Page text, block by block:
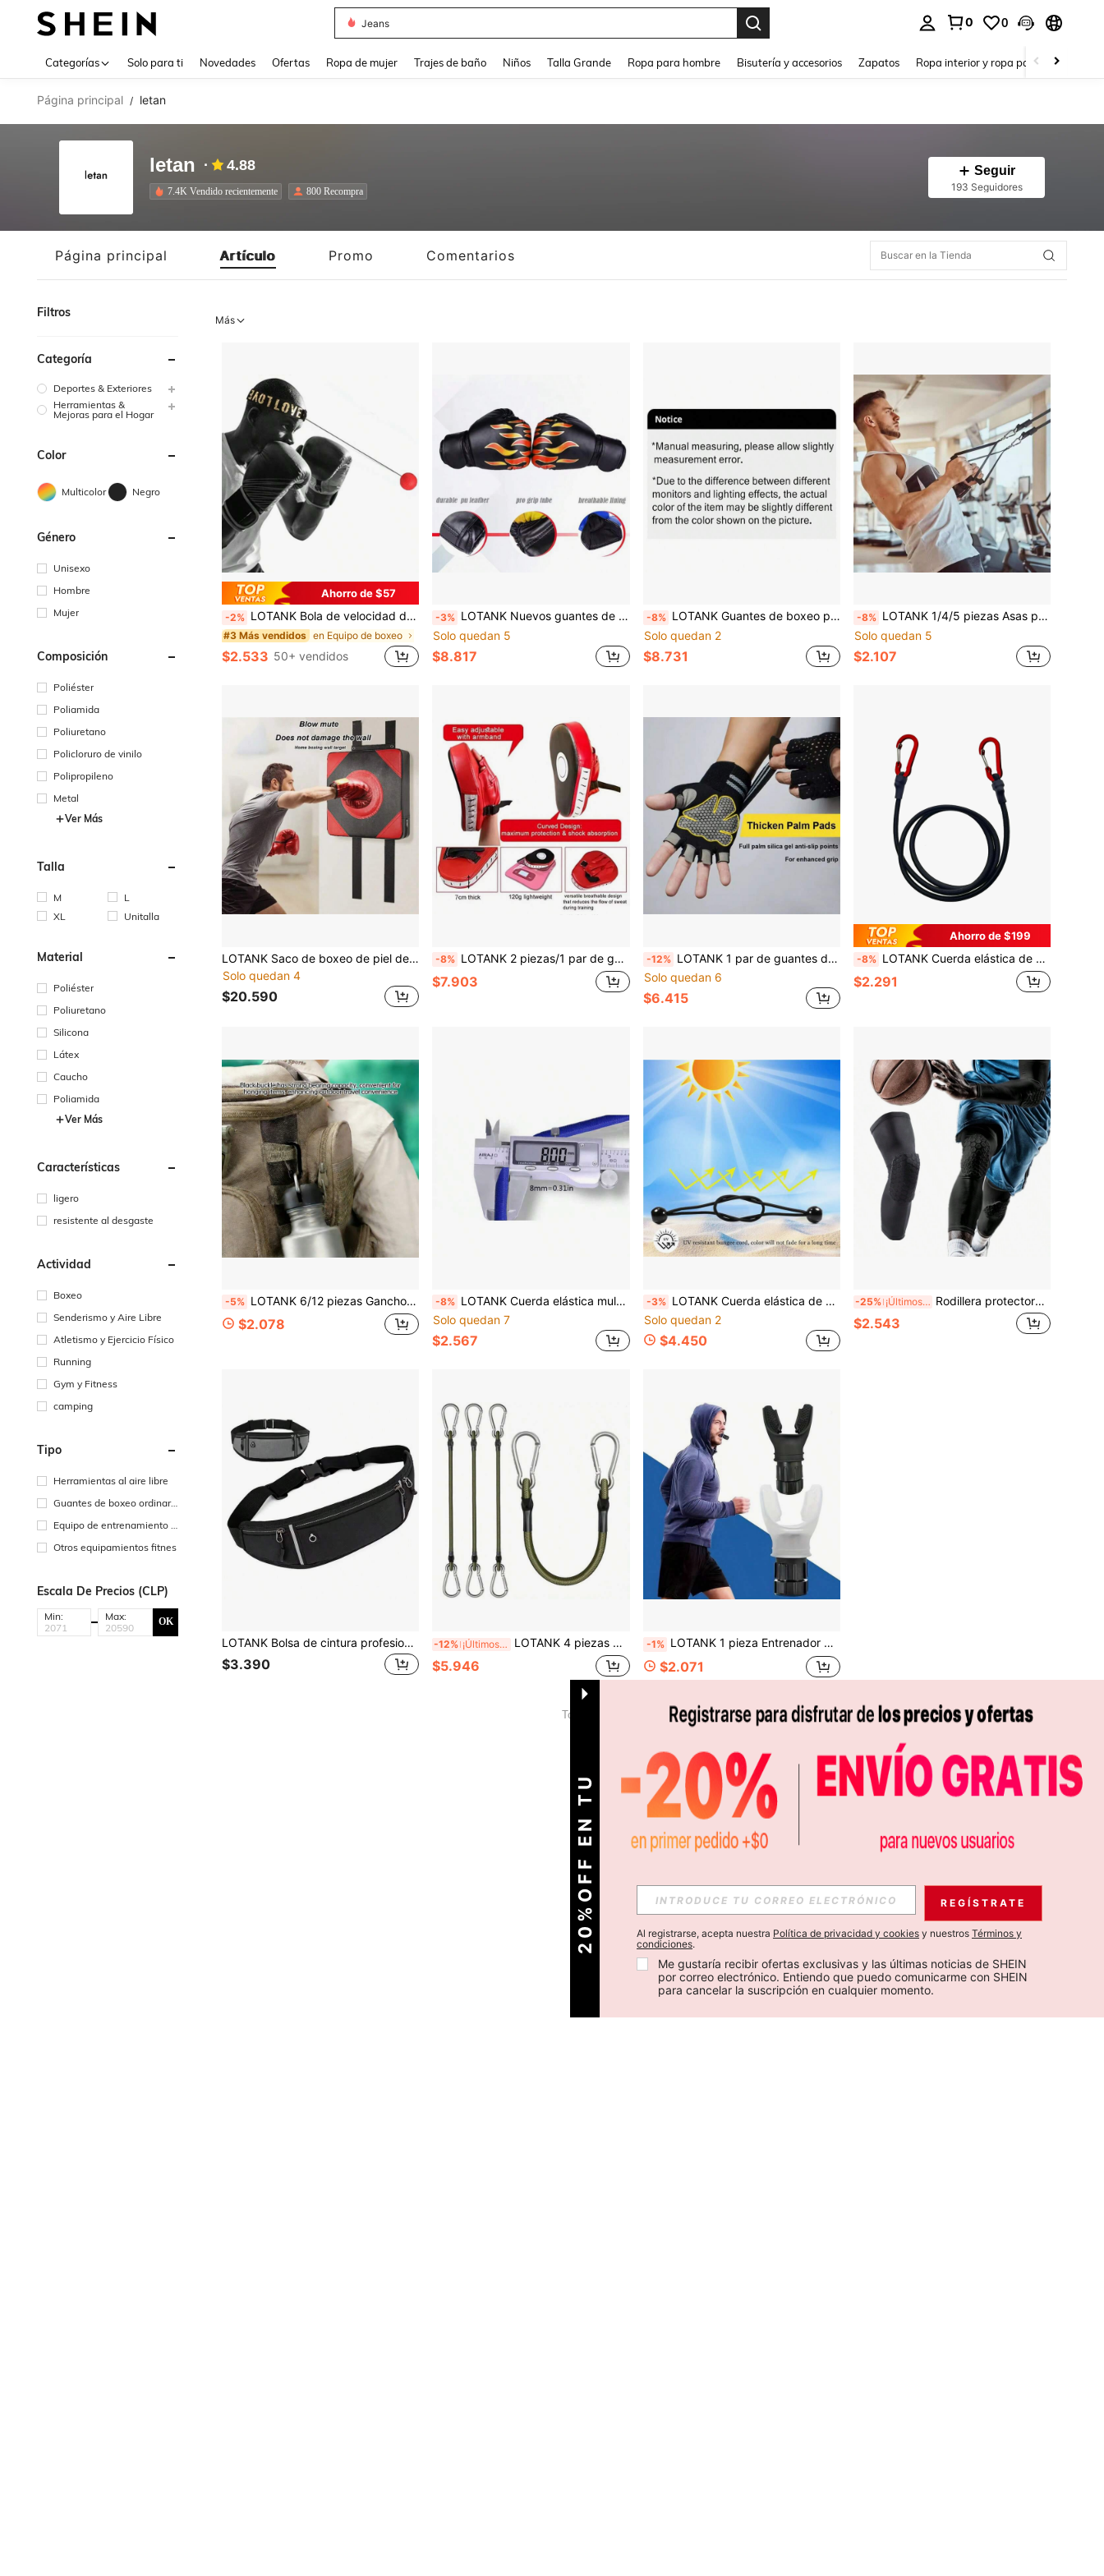
Dazy
0 0
Categorías Solo para ti Novedades Ofertas Ropa de mujer Trajes de baño Niños Talla Grande Ropa para hombre Bisutería y accesorios Zapatos Ropa interior y ropa para dormir
Página principal / letan
letan 4.88
7.4K Vendido recientemente 800 Recompra
Seguir
193 Seguidores
Página principal Artículo Promo Comentarios
Filtros
Categoría
Deportes & Exteriores
Herramientas &
Mejoras para el Hogar
Color
Multicolor Negro
Género
Unisexo
Hombre
Mujer
Composición
Poliéster
Poliamida
Poliuretano
Policloruro de vinilo
Polipropileno
Metal
Ver Más
Talla
M
L
XL
Unitalla
Material
Poliéster
Poliuretano
Silicona
Látex
Caucho
Poliamida
Ver Más
Características
ligero
resistente al desgaste
Actividad
Boxeo
Senderismo y Aire Libre
Atletismo y Ejercicio Físico
Running
Gym y Fitness
camping
Tipo
Herramientas al aire libre
Guantes de boxeo ordinari
Equipo de entrenamiento d
Otros equipamientos fitnes
Escala De Precios (CLP)
Min: Max: OK
Más
Ahorro de $57
-2% LOTANK Bola de velocidad de Muay Thai (con correa para la cabeza), apta para MMA y boxeo, ayuda a mejorar la velocidad de reacción y los reflejos de golpeo
#3 Más vendidos en Equipo de boxeo
$2.533 50+ vendidos
-3% LOTANK Nuevos guantes de boxeo de cuero PU transpirables, guantes de boxeo especializados para deportes de combate Sanda, equipo de entrenamiento deportivo para gimnasio interior/exterior
Solo quedan 5
$8.817
-8% LOTANK Guantes de boxeo para deportes al aire interiores, de cuero PU suave y transpirable, guantes de entrenamiento de combate para adultos y jóvenes
Solo quedan 2
$8.731
-8% LOTANK 1/4/5 piezas Asas para bandas de resistencia, agarres de entrenamiento de fuerza para yoga y pilates, accesorios deportivos
Solo quedan 5
$2.107
LOTANK Saco de boxeo de piel de PU montado en la pared con altura ajustable, saco colgante de entrenamiento de taekwondo para gimnasio en casa, sala de estar, equipo de entrenamiento de combate
Solo quedan 4
$20.590
-8% LOTANK 2 piezas/1 par de guantes de entrenamiento de boxeo para adultos para bolsa de golpeo, material de PU, adecuado para entrenamiento de Muay Thai, MMA, kickboxing
$7.903
-12% LOTANK 1 par de guantes de fitness transpirables y con soporte para la muñeca, de media dedos antideslizantes, para entrenamiento de fuerza, adecuados para diversos entrenamientos y culturismo, unisex
Solo quedan 6
$6.415
Ahorro de $199
-8% LOTANK Cuerda elástica de alta resistencia de 30cm-210cm, correa de amarre, cuerda para embalar equipaje de kayak y ciclismo, accesorio de camping al aire libre, para viajes
$2.291
-5% LOTANK 6/12 piezas Ganchos de mosquetón pequeños para llavero, accesorios para exteriores para pesca, camping, ciclismo, senderismo
$2.078
-8% LOTANK Cuerda elástica multiusos de 30-210 cm para exteriores, cuerda de amarre para kayak, cuerda de fijación de equipaje para techo de automóvil, accesorio útil para camping y senderismo
Solo quedan 7
$2.567
-3% LOTANK Cuerda elástica de bungee para exteriores, cuerda de fijación portátil para lona impermeable de tienda de campaña y parasol, amarre de lona resistente, adecuada para refugio y equipaje
Solo quedan 2
$4.450
-25% ¡Últimos 3 días Rodillera protectora para baloncesto con almohadilla de espuma en forma de panal, manga de compresión, soporte para vóley y gimnasia deportiva
$2.543
LOTANK Bolsa de cintura profesional para correr unisex, cinturón deportivo con bolsillo oculto, riñonera para fitness y entrenamiento
$3.390
-12% ¡Últimos 3 días LOTANK 4 piezas de cuerda elástica gruesa de 12 pulgadas de color verde con gancho, cuerda de amarre flexible y duradera de uso múltiple, adecuada para equipaje y almacenamiento al aire libre
$5.946
-1% LOTANK 1 pieza Entrenador de capacidad pulmonar ajustable de silicona - Ejercitador de respiración para mejorar el rendimiento en la carrera, acondicionamiento físico, sin batería, disponible en negro y blanco, accesorio de fitness | Diseño ajustable | Diseño de agarre , Entrenador pulmonar, Ideal para Navidad, Perfecto para Acción de Gracias, Gimnasio
$2.071
Total de 1 páginas 1
2
0
%
O
F
F
E
N
T
U
P
R
I
M
E
R
P
E
D
I
D REGÍSTRATE
Al registrarse, acepta nuestra Política de privacidad y cookies y nuestros Términos y
condiciones.
Me gustaría recibir ofertas exclusivas y las últimas noticias de SHEIN
por correo electrónico. Entiendo que puedo comunicarme con SHEIN
para cancelar la suscripción en cualquier momento.